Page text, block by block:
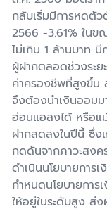
กลับเริ่มมีการหดตั
2566 -3.61% ในข
ไม่เกิน 1 ล้านบาท
ผู้ฝากตลอดช่วงระย
ค่าครองชีพที่สูงขึ้น
จึงต้องนำเงินออมม
อ่อนแอลงได้ หรือแ
ฝากลดลงในปีนี้ ซึ่ง
กดดันจากภาวะสง
ดำเนินนโยบายการ
กำหนดนโยบายการ
ให้อยู่ในระดับสูง ส่